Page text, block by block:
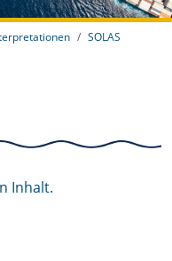
SOLAS
Inhalt.